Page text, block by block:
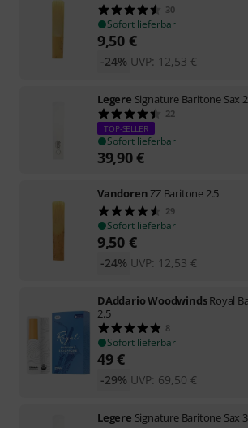
30
Sofort lieferbar
9,50 €
UVP: 12,53 €
-24%
Legere Signature Baritone Sax
22
TOP-SELLER
Sofort lieferbar
39,90€
VandorenZZ Baritone 2.5
29
Sofort lieferbar
9,50 €
UVP: 12,53 €
-24%
DAddario WoodwindsRoyal
2.5
8
Sofort lieferbar
49€
UVP: 69,50 €
-29%
Legere Signature Baritone Sax